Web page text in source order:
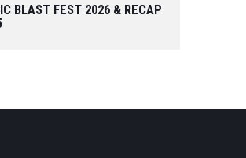
BLAST FEST 2026 & RECAP